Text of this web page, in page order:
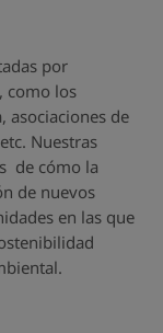
por
como los
asociaciones de
Nuestras
de cómo la
de nuevos
en las que